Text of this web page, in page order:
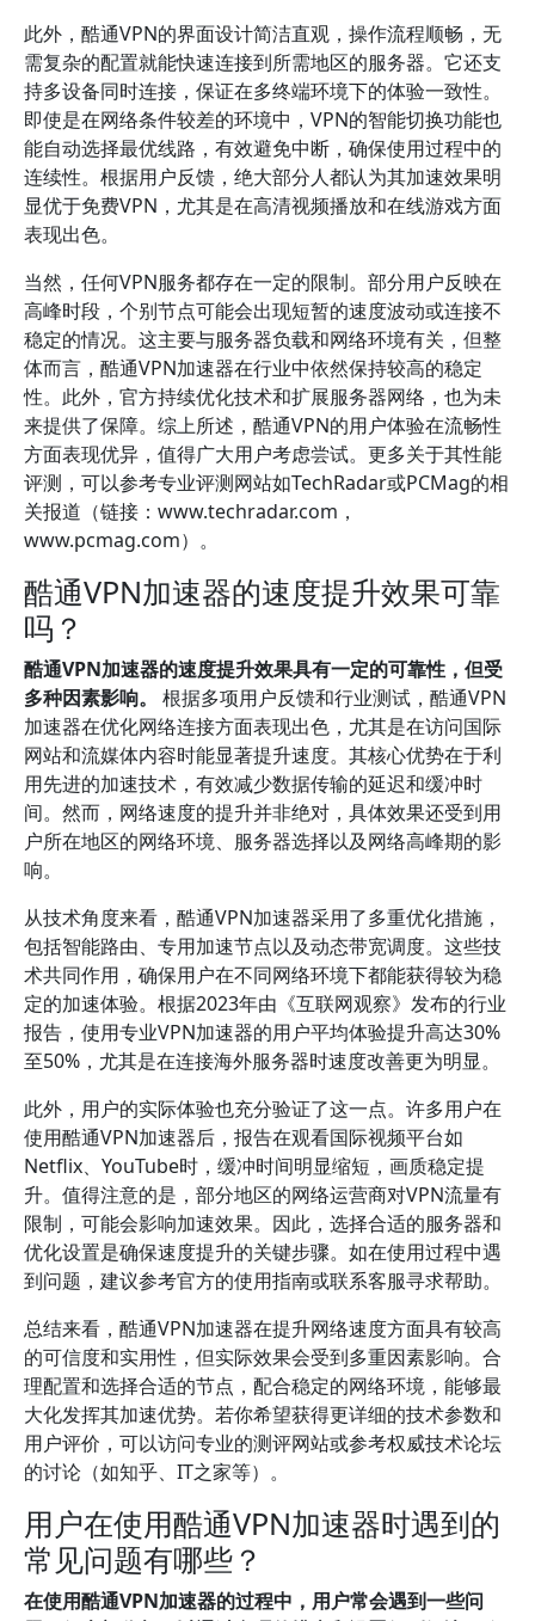
此外，酷通VPN的界面设计简洁直观，操作流程顺畅，无
需复杂的配置就能快速连接到所需地区的服务器。它还支
持多设备同时连接，保证在多终端环境下的体验一致性。
即使是在网络条件较差的环境中，VPN的智能切换功能也
能自动选择最优线路，有效避免中断，确保使用过程中的
连续性。根据用户反馈，绝大部分人都认为其加速效果明
显优于免费VPN，尤其是在高清视频播放和在线游戏方面
表现出色。
当然，任何VPN服务都存在一定的限制。部分用户反映在
高峰时段，个别节点可能会出现短暂的速度波动或连接不
稳定的情况。这主要与服务器负载和网络环境有关，但整
体而言，酷通VPN加速器在行业中依然保持较高的稳定
性。此外，官方持续优化技术和扩展服务器网络，也为未
来提供了保障。综上所述，酷通VPN的用户体验在流畅性
方面表现优异，值得广大用户考虑尝试。更多关于其性能
评测，可以参考专业评测网站如TechRadar或PCMag的相
关报道（链接：www.techradar.com，
www.pcmag.com）。
酷通VPN加速器的速度提升效果可靠
吗？
酷通VPN加速器的速度提升效果具有一定的可靠性，但受
多种因素影响。
根据多项用户反馈和行业测试，酷通VPN
加速器在优化网络连接方面表现出色，尤其是在访问国际
网站和流媒体内容时能显著提升速度。其核心优势在于利
用先进的加速技术，有效减少数据传输的延迟和缓冲时
间。然而，网络速度的提升并非绝对，具体效果还受到用
户所在地区的网络环境、服务器选择以及网络高峰期的影
响。
从技术角度来看，酷通VPN加速器采用了多重优化措施，
包括智能路由、专用加速节点以及动态带宽调度。这些技
术共同作用，确保用户在不同网络环境下都能获得较为稳
定的加速体验。根据2023年由《互联网观察》发布的行业
报告，使用专业VPN加速器的用户平均体验提升高达30%
至50%，尤其是在连接海外服务器时速度改善更为明显。
此外，用户的实际体验也充分验证了这一点。许多用户在
使用酷通VPN加速器后，报告在观看国际视频平台如
Netflix、YouTube时，缓冲时间明显缩短，画质稳定提
升。值得注意的是，部分地区的网络运营商对VPN流量有
限制，可能会影响加速效果。因此，选择合适的服务器和
优化设置是确保速度提升的关键步骤。如在使用过程中遇
到问题，建议参考官方的使用指南或联系客服寻求帮助。
总结来看，酷通VPN加速器在提升网络速度方面具有较高
的可信度和实用性，但实际效果会受到多重因素影响。合
理配置和选择合适的节点，配合稳定的网络环境，能够最
大化发挥其加速优势。若你希望获得更详细的技术参数和
用户评价，可以访问专业的测评网站或参考权威技术论坛
的讨论（如知乎、IT之家等）。
用户在使用酷通VPN加速器时遇到的
常见问题有哪些？
在使用酷通VPN加速器的过程中，用户常会遇到一些问